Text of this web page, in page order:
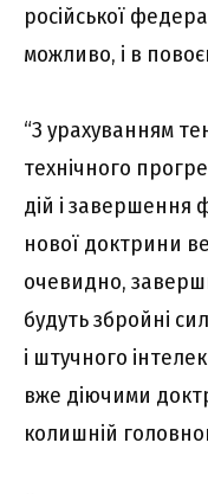
російської
можливо, і в
“З урахуванням
технічного
дій і
нової доктрини
очевидно,
будуть збройні
і штучного
вже діючими
колишній